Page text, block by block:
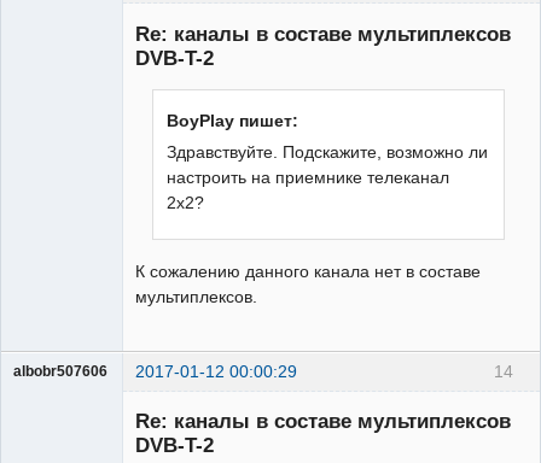
Re: каналы в составе мультиплексов
DVB-T-2
BoyPlay пишет:
Здравствуйте. Подскажите, возможно ли
настроить на приемнике телеканал
2х2?
К сожалению данного канала нет в составе
мультиплексов.
14
albobr507606 2017-01-12 00:00:29
Re: каналы в составе мультиплексов
DVB-T-2